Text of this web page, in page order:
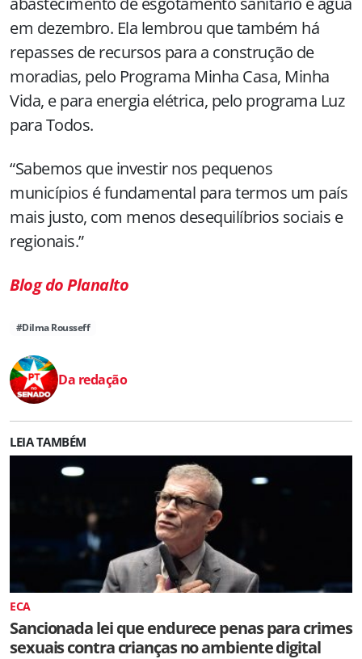
em dezembro. Ela lembrou que também há
repasses de recursos para a construção de
moradias, pelo Programa Minha Casa, Minha
Vida, e para energia elétrica, pelo programa Luz
para Todos.
“Sabemos que investir nos pequenos
municípios é fundamental para termos um país
mais justo, com menos desequilíbrios sociais e
regionais.”
Blog do Planalto
#Dilma Rousseff
Da redação
LEIA TAMBÉM
ECA
Sancionada lei que endurece penas para crimes
sexuais contra crianças no ambiente digital